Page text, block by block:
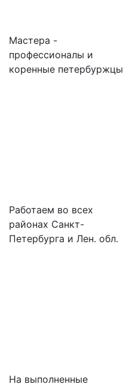
Мастера -
профессионалы и
коренные петербуржцы
Работаем во всех
районах Санкт-
Петербурга и Лен. обл.
На выполненные